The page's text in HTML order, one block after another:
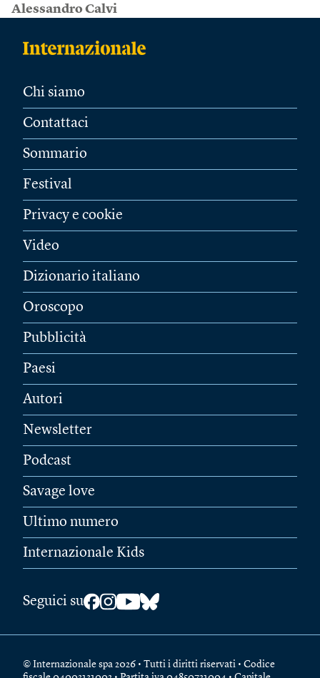
Alessandro Calvi
Chi siamo
Contattaci
Sommario
Festival
Privacy e cookie
Video
Dizionario italiano
Oroscopo
Pubblicità
Paesi
Autori
Newsletter
Podcast
Savage love
Ultimo numero
Internazionale Kids
Seguici su
© Internazionale spa 2026 • Tutti i diritti riservati • Codice